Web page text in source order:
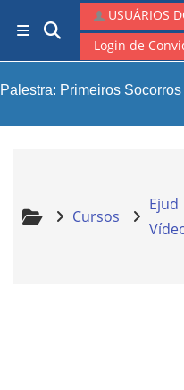
Ir para o conteúdo
Painel lateral
Alternar
USUÁRIOS
Login de
Palestra: Primeiros
Cursos
Ejud